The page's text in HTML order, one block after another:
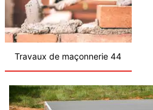
Travaux de maçonnerie 44